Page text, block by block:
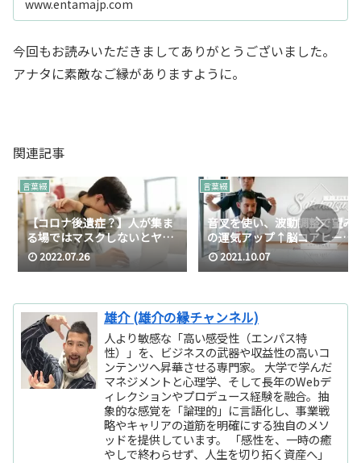
www.entamajp.com
今回もお読みいただきましてありがとうございました。
アナタに素敵なご縁がありますように。
関連記事
言葉綴
【コロナ後遺症？】人が集ま
る場ではマスクしないとヤバ
い理由…（コロナ感染療養後
1ヶ月経過）
2022.07.26
言葉綴
音叉を使い、波動調整で望み
の運気アップ↑脳コアヒーリ
ング2021.10.07
雄介 (雄介の縁チャンネル)
人より敏感な「高い感受性（エンパス特
性）」を、ビジネスの武器や収益性の高いコ
ンテンツへ昇華させる専門家。 大学で学んだ
マネジメントと心理学、そして長年のWebデ
ィレクションやプロデュース経験を融合。抽
象的な感覚を「論理的」に言語化し、事業戦
略やキャリアの道筋を明確にする独自のメソ
ッドを提供しています。 「感性を、一時の癒
やしで終わらせず、人生を切り拓く資産へ」